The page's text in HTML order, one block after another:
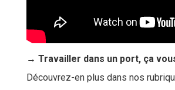
→ Travailler dans un port, ça
Découvrez-en plus dans nos